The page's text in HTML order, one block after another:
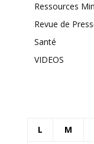
Ressources
Revue de
Santé
VIDEOS
L M